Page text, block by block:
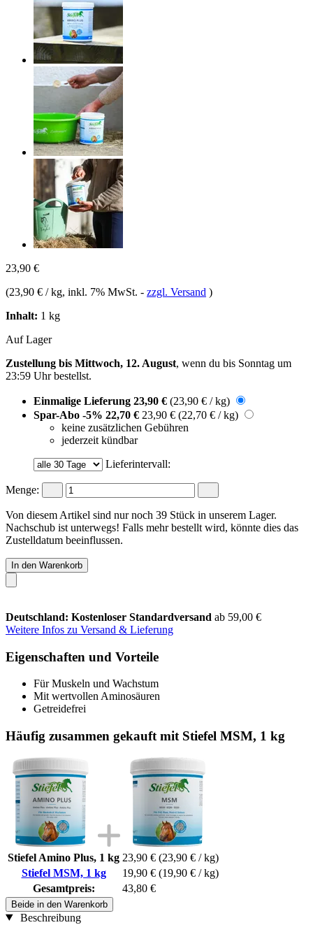
23,90 €
(23,90 € / kg, inkl. 7% MwSt. - zzgl. Versand )
Inhalt: 1 kg
Auf Lager
Zustellung bis Mittwoch, 12. August, wenn du bis Sonntag um
23:59 Uhrbestellst.
Einmalige Lieferung 23,90 € (23,90 € / kg)
Spar-Abo -5% 22,70 € 23,90 € (22,70 € / kg)
keine zusätzlichen Gebühren
jederzeit kündbar
Lieferintervall:
Menge:
Von diesem Artikel sind nur noch 39 Stück in unserem Lager.
Nachschub ist unterwegs! Falls mehr bestellt wird, könnte dies das
Zustelldatum beeinflussen.
In den Warenkorb
Deutschland: Kostenloser Standardversand ab 59,00 €
Weitere Infos zu Versand & Lieferung
Eigenschaften und Vorteile
Für Muskeln und Wachstum
Mit wertvollen Aminosäuren
Getreidefrei
Häufig zusammen gekauft mit Stiefel MSM, 1 kg
Stiefel Amino Plus, 1 kg 23,90 € (23,90 € / kg)
Stiefel MSM, 1 kg
19,90 € (19,90 € / kg)
Gesamtpreis:
43,80 €
Beide in den Warenkorb
Beschreibung